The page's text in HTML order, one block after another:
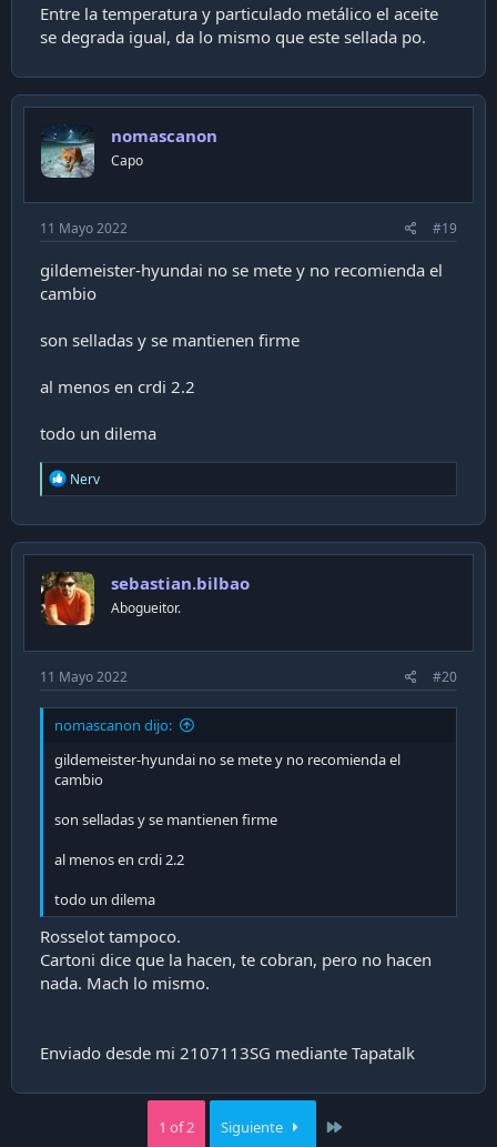
Entre la temperatura y particulado metálico el aceite
se degrada igual, da lo mismo que este sellada po.
nomascanon
Capo
11 Mayo 2022 #19
gildemeister-hyundai no se mete y no recomienda el
cambio
son selladas y se mantienen firme
al menos en crdi 2.2
todo un dilema
R
e
c
t
o
n
s
Nerv
sebastian.bilbao
Abogueitor.
11 Mayo 2022 #20
nomascanon dijo:
gildemeister-hyundai no se mete y no recomienda el
cambio
son selladas y se mantienen firme
al menos en crdi 2.2
todo un dilema
Rosselot tampoco.
Cartoni dice que la hacen, te cobran, pero no hacen
nada. Mach lo mismo.
Enviado desde mi 2107113SG mediante Tapatalk
1 of 2 Siguiente